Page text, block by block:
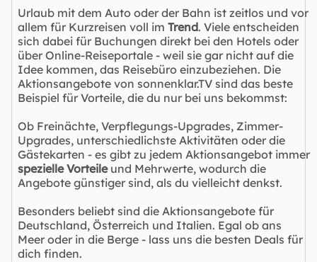
Urlaub mit dem Auto oder der Bahn ist zeitlos und vor
allem für Kurzreisen voll im Trend. Viele entscheiden
sich dabei für Buchungen direkt bei den Hotels oder
über Online-Reiseportale - weil sie gar nicht auf die
Idee kommen, das Reisebüro einzubeziehen. Die
Aktionsangebote von sonnenklar.TV sind das beste
Beispiel für Vorteile, die du nur bei uns bekommst:
Ob Freinächte, Verpflegungs-Upgrades, Zimmer-
Upgrades, unterschiedlichste Aktivitäten oder die
Gästekarten - es gibt zu jedem Aktionsangebot immer
spezielle Vorteileund Mehrwerte, wodurch die
Angebote günstiger sind, als du vielleicht denkst.
Besonders beliebt sind die Aktionsangebote für
Deutschland, Österreich und Italien. Egal ob ans
Meer oder in die Berge - lass uns die besten Deals für
dich finden.